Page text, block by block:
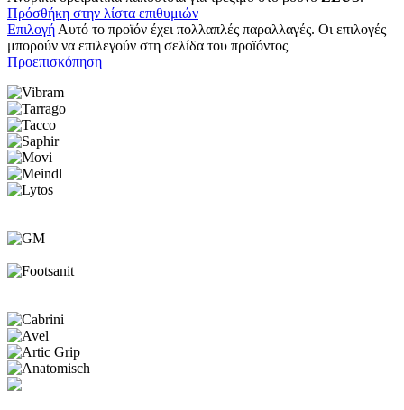
Πρόσθήκη στην λίστα επιθυμιών
Επιλογή Αυτό το προϊόν έχει πολλαπλές παραλλαγές. Οι επιλογές
μπορούν να επιλεγούν στη σελίδα του προϊόντος
Προεπισκόπηση